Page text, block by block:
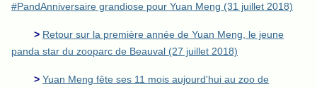
#PandAnniversaire grandiose pour Yuan Meng (31 juillet 2018)
> Retour sur la première année de Yuan Meng, le jeune
panda star du zooparc de Beauval (27 juillet 2018)
> Yuan Meng fête ses 11 mois aujourd'hui au zoo de